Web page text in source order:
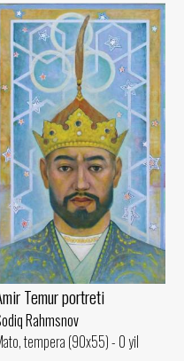
Temur portreti
Rahmsnov
tempera (90x55) - 0 yil